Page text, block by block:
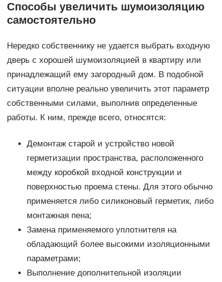
Способы увеличить шумоизоляцию
самостоятельно
Нередко собственнику не удается выбрать входную
дверь с хорошей шумоизоляцией в квартиру или
принадлежащий ему загородный дом. В подобной
ситуации вполне реально увеличить этот параметр
собственными силами, выполнив определенные
работы. К ним, прежде всего, относятся:
Демонтаж старой и устройство новой
герметизации пространства, расположенного
между коробкой входной конструкции и
поверхностью проема стены. Для этого обычно
применяется либо силиконовый герметик, либо
монтажная пена;
Замена применяемого уплотнителя на
обладающий более высокими изоляционными
параметрами;
Выполнение дополнительной изоляции